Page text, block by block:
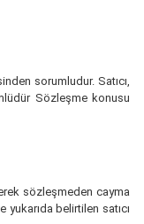
sorumludur. Satıcı,
Sözleşme konusu
sözleşmeden cayma
yukarıda belirtilen satıcı